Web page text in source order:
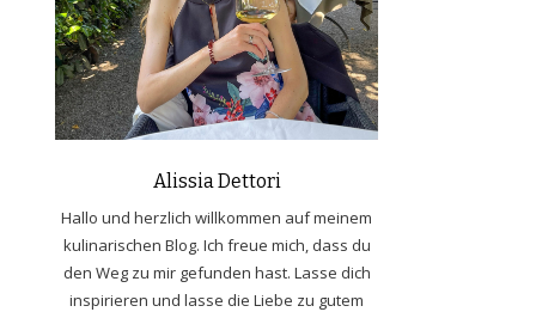
Alissia Dettori
Hallo und herzlich willkommen auf meinem
kulinarischen Blog. Ich freue mich, dass du
den Weg zu mir gefunden hast. Lasse dich
inspirieren und lasse die Liebe zu gutem